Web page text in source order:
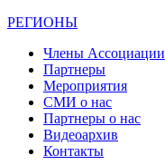
РЕГИОНЫ
Члены Ассоциации
Партнеры
Мероприятия
СМИ о нас
Партнеры о нас
Видеоархив
Контакты